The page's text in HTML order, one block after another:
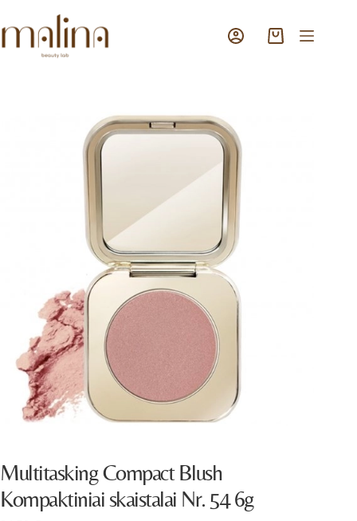
Multitasking Compact Blush
Kompaktiniai skaistalai Nr. 54 6g